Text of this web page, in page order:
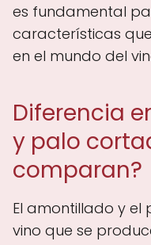
es fundamental
características
en el mundo del
Diferencia
y palo
comparan?
El amontillado y
vino que se